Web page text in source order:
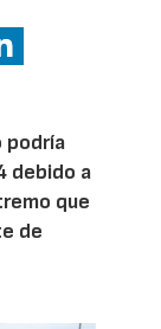
podría
debido a
que
de